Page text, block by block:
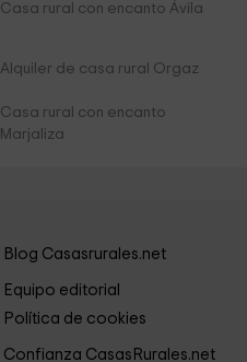
Casa rural con encanto Ávila
Alquiler de casa rural Orgaz
Casa rural con encanto
Marjaliza
Blog Casasrurales.net
Equipo editorial
Política de cookies
Confianza CasasRurales.net